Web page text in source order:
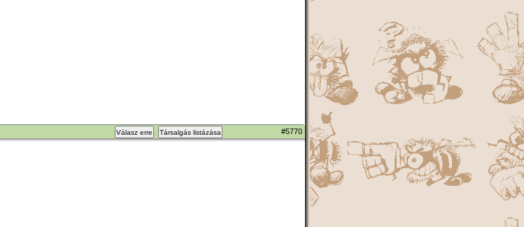
Válasz erre Társalgás listázása #5770